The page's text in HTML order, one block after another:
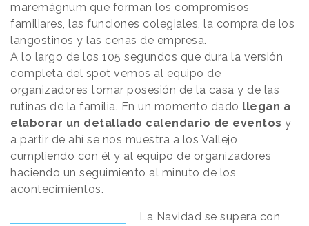
maremágnum que forman los compromisos
familiares, las funciones colegiales, la compra de los
langostinos y las cenas de empresa.
A lo largo de los 105 segundos que dura la versión
completa del spot vemos al equipo de
organizadores tomar posesión de la casa y de las
rutinas de la familia. En un momento dado llegan a
elaborar un detallado calendario de eventos y
a partir de ahí se nos muestra a los Vallejo
cumpliendo con él y al equipo de organizadores
haciendo un seguimiento al minuto de los
acontecimientos.
La Navidad se supera con